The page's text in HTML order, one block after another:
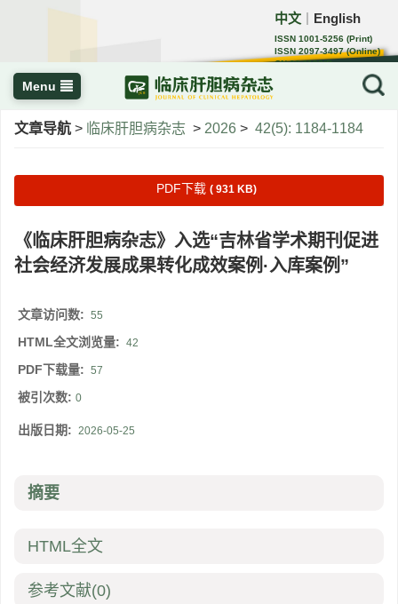
中文 English
ISSN 1001-5256 (Print)
ISSN 2097-3497 (Online)
CN 22-1108/R
Menu
文章导航 > 临床肝胆病杂志 > 2026 > 42(5): 1184-1184
PDF下载 ( 931 KB)
《临床肝胆病杂志》入选“吉林省学术期刊促进
社会经济发展成果转化成效案例·入库案例”
文章访问数: 55
HTML全文浏览量: 42
PDF下载量: 57
被引次数: 0
出版日期: 2026-05-25
摘要
HTML全文
参考文献(0)